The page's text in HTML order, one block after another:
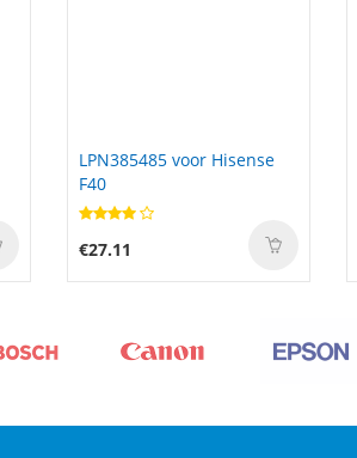
NI2040HD29 voor Inspired
Energy OmniScan X3
€134.99